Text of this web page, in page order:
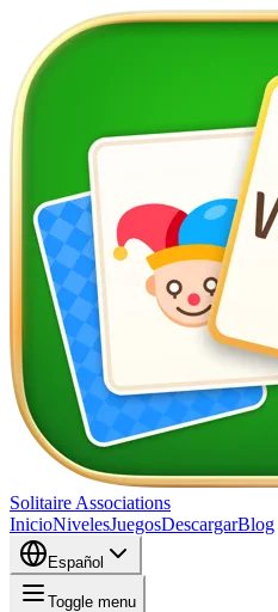
Solitaire Associations
InicioNivelesJuegosDescargarBlog
Español
Toggle menu